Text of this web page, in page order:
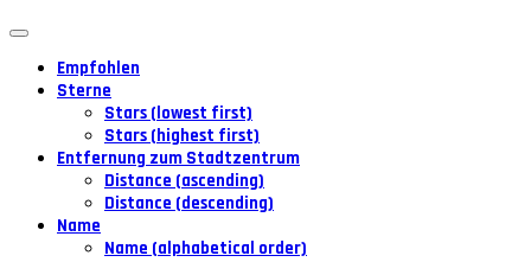
Empfohlen
Sterne
Stars (lowest first)
Stars (highest first)
Entfernung zum Stadtzentrum
Distance (ascending)
Distance (descending)
Name
Name (alphabetical order)